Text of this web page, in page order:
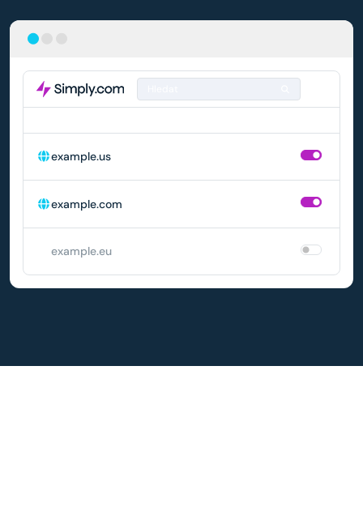
example.us
example.com
example.eu